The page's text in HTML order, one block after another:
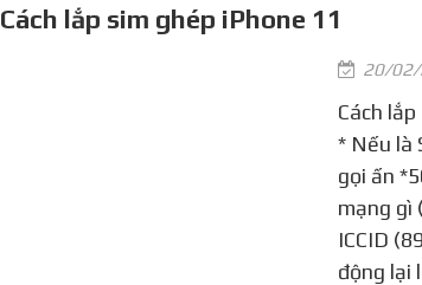
Cách lắp sim ghép iPhone 11
20/
Cách
* Nếu là
gọi ấn
mạng gì
ICCID
động lại